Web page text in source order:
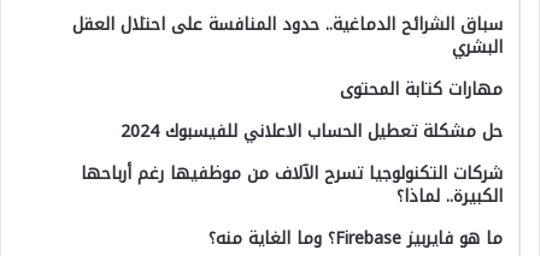
سباق الشرائح الدماغية.. حدود المنافسة على احتلال العقل
البشري
مهارات كتابة المحتوى
حل مشكلة تعطيل الحساب الاعلاني للفيسبوك 2024
شركات التكنولوجيا تسرح الآلاف من موظفيها رغم أرباحها
الكبيرة.. لماذا؟
ما هو فايربيز Firebase؟ وما الغاية منه؟